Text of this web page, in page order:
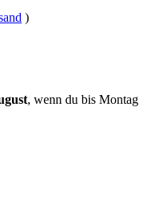
)
, wenn du bis Montag